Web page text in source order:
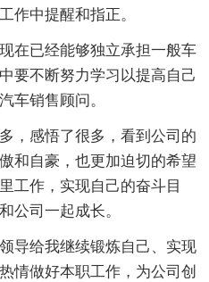
作中提醒和指正。
在已经能够独立承担一般车
要不断努力学习以提高自己
车销售顾问。
，感悟了很多，看到公司的
和自豪，也更加迫切的希望
工作，实现自己的奋斗目
公司一起成长。
导给我继续锻炼自己、实现
情做好本职工作，为公司创